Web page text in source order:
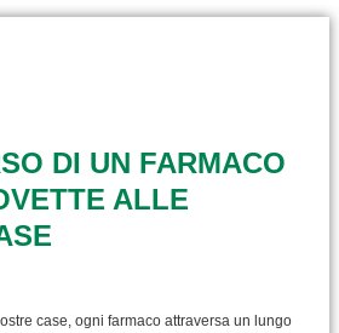
DI UN FARMACO
ALLE
case, ogni farmaco attraversa un lungo